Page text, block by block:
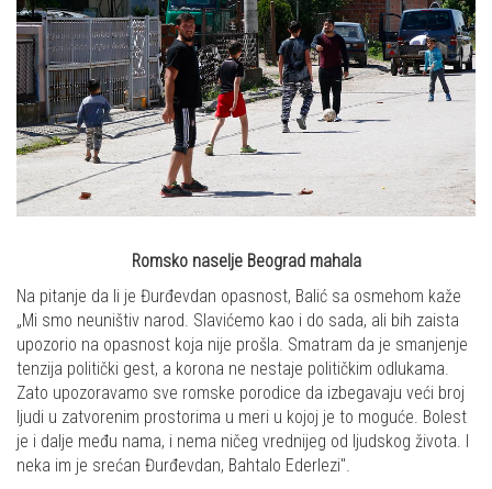
Romsko naselje Beograd mahala
Na pitanje da li je Đurđevdan opasnost, Balić sa osmehom kaže
„Mi smo neuništiv narod. Slavićemo kao i do sada, ali bih zaista
upozorio na opasnost koja nije prošla. Smatram da je smanjenje
tenzija politički gest, a korona ne nestaje političkim odlukama.
Zato upozoravamo sve romske porodice da izbegavaju veći broj
ljudi u zatvorenim prostorima u meri u kojoj je to moguće. Bolest
je i dalje među nama, i nema ničeg vrednijeg od ljudskog života. I
neka im je srećan Đurđevdan, Bahtalo Ederlezi".